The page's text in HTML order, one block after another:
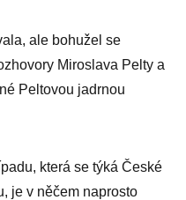
ale bohužel se
Miroslava Pelty a
Peltovou jadrnou
která se týká České
je v něčem naprosto